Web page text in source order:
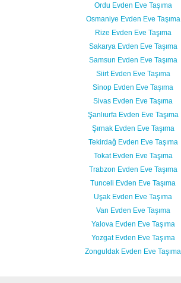
Ordu Evden Eve Taşıma
Osmaniye Evden Eve Taşıma
Rize Evden Eve Taşıma
Sakarya Evden Eve Taşıma
Samsun Evden Eve Taşıma
Siirt Evden Eve Taşıma
Sinop Evden Eve Taşıma
Sivas Evden Eve Taşıma
Şanlıurfa Evden Eve Taşıma
Şırnak Evden Eve Taşıma
Tekirdağ Evden Eve Taşıma
Tokat Evden Eve Taşıma
Trabzon Evden Eve Taşıma
Tunceli Evden Eve Taşıma
Uşak Evden Eve Taşıma
Van Evden Eve Taşıma
Yalova Evden Eve Taşıma
Yozgat Evden Eve Taşıma
Zonguldak Evden Eve Taşıma